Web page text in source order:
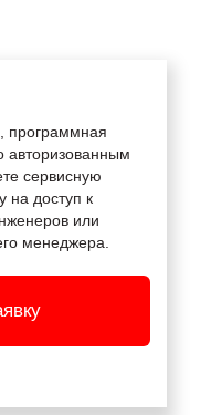
программная
авторизованным
сервисную
на доступ к
или
менеджера.